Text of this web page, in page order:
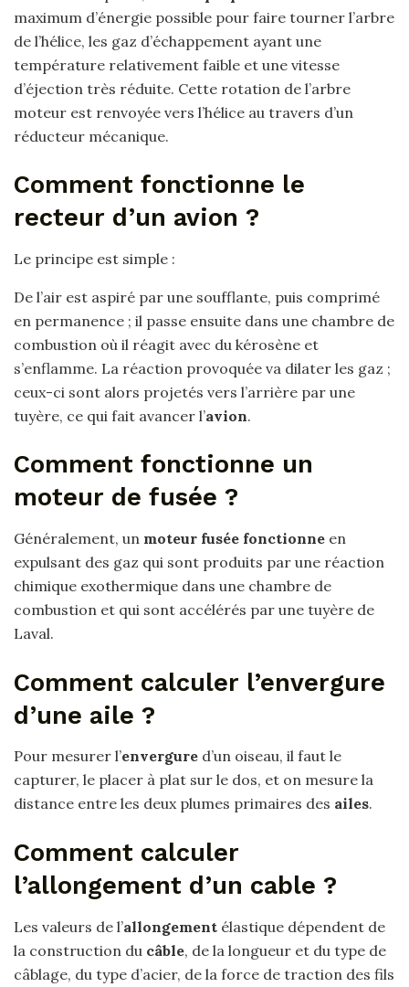
maximum d’énergie possible pour faire tourner l’arbre
de l’hélice, les gaz d’échappement ayant une
température relativement faible et une vitesse
d’éjection très réduite. Cette rotation de l’arbre
moteur est renvoyée vers l’hélice au travers d’un
réducteur mécanique.
Comment fonctionne le
recteur d’un avion ?
Le principe est simple :
De l’air est aspiré par une soufflante, puis comprimé
en permanence ; il passe ensuite dans une chambre de
combustion où il réagit avec du kérosène et
s’enflamme. La réaction provoquée va dilater les gaz ;
ceux-ci sont alors projetés vers l’arrière par une
tuyère, ce qui fait avancer l’avion.
Comment fonctionne un
moteur de fusée ?
Généralement, un moteur fusée fonctionne en
expulsant des gaz qui sont produits par une réaction
chimique exothermique dans une chambre de
combustion et qui sont accélérés par une tuyère de
Laval.
Comment calculer l’envergure
d’une aile ?
Pour mesurer l’envergure d’un oiseau, il faut le
capturer, le placer à plat sur le dos, et on mesure la
distance entre les deux plumes primaires des ailes.
Comment calculer
l’allongement d’un cable ?
Les valeurs de l’allongement élastique dépendent de
la construction du câble, de la longueur et du type de
câblage, du type d’acier, de la force de traction des fils